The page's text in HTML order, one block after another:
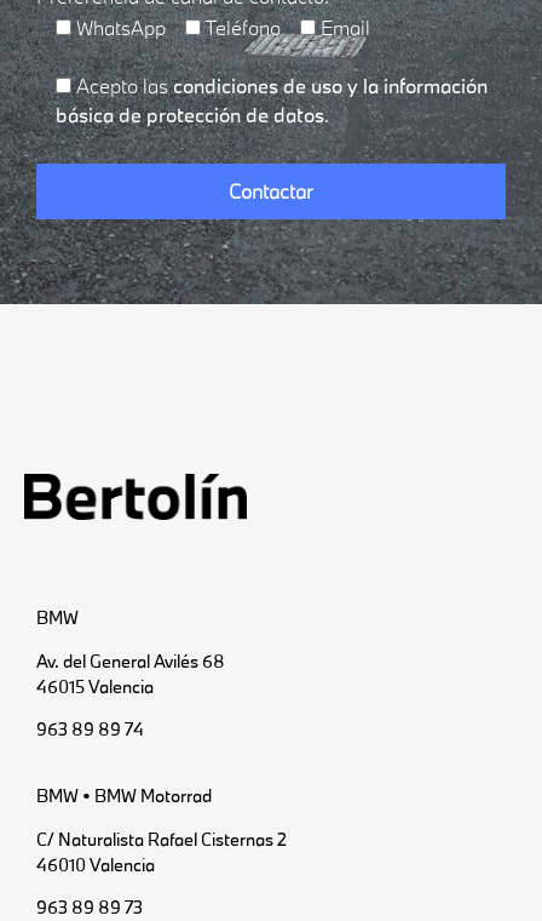
WhatsApp
Teléfono Email
Acepto lascondiciones de uso y la información
básica de protección de datos.
Por
este
campo
vacío.
BMW
Av. del General Avilés 68
46015 Valencia
963 89 89 74
BMW • BMW Motorrad
C/ Naturalista Rafael Cisternas 2
46010 Valencia
963 89 89 73